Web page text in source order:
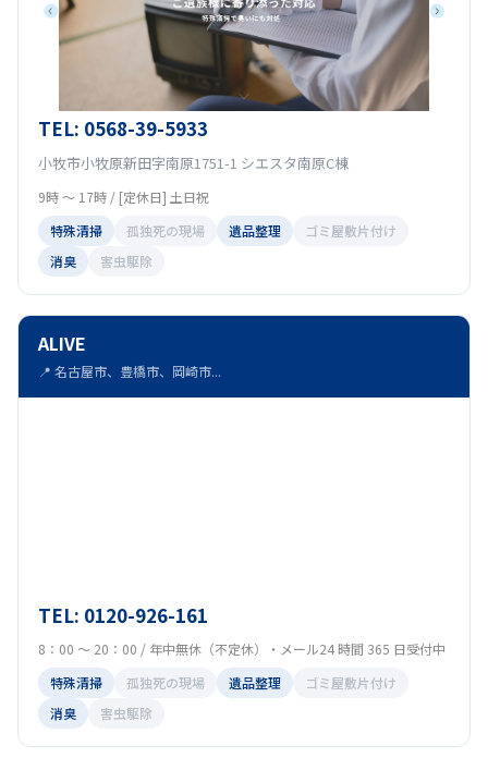
TEL: 0568-39-5933
小牧市小牧原新田字南原1751-1 シエスタ南原C棟
9時 〜 17時 / [定休日] 土日祝
特殊清掃
孤独死の現場 遺品整理
ゴミ屋敷片付け
消臭
害虫駆除
ALIVE
📍 名古屋市、豊橋市、岡崎市...
TEL: 0120-926-161
8：00 ～ 20：00 / 年中無休（不定休）・メール24 時間 365 日受付中
特殊清掃
孤独死の現場 遺品整理
ゴミ屋敷片付け
消臭
害虫駆除